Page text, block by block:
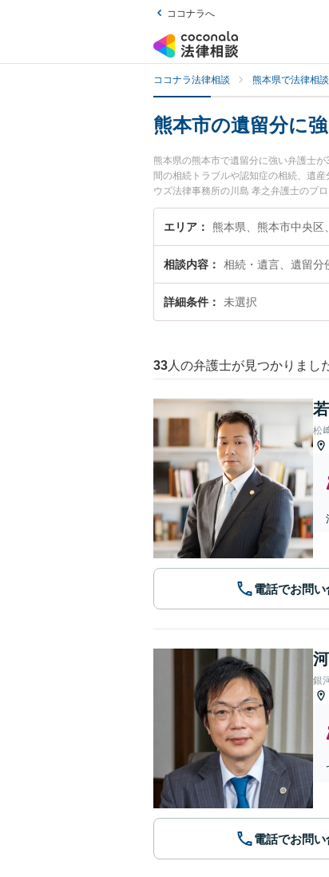
ココナラへ
ココナラ法律相談 熊本県で法律相
熊本市の遺留分に
熊本県の熊本市で遺留分に強い弁護士
間の相続トラブルや認知症の相続、遺
ウズ法律事務所の川島 孝之弁護士のプ
したい』『遺留分のトラブル解決の実
さんにおすすめです。
エリア 熊本県、熊本市中央区
相談内容 相続・遺言、遺留分
詳細条件 未選択
33 人の弁護士が見つかりまし
松
電話でお問い
銀
電話でお問い